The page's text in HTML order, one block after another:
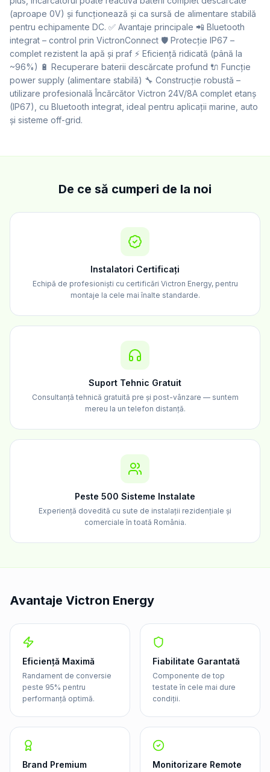
(aproape 0V) și funcționează și ca sursă de alimentare stabilă
pentru echipamente DC. ✅ Avantaje principale 📲 Bluetooth
integrat – control prin VictronConnect 🛡️ Protecție IP67 –
complet rezistent la apă și praf ⚡ Eficiență ridicată (până la
~96%) 🔋 Recuperare baterii descărcate profund 🔌 Funcție
power supply (alimentare stabilă) 🔧 Construcție robustă –
utilizare profesională Încărcător Victron 24V/8A complet etanș
(IP67), cu Bluetooth integrat, ideal pentru aplicații marine, auto
și sisteme off-grid.
De ce să cumperi de la noi
Instalatori Certificați
Echipă de profesioniști cu certificări Victron Energy, pentru
montaje la cele mai înalte standarde.
Suport Tehnic Gratuit
Consultanță tehnică gratuită pre și post-vânzare — suntem
mereu la un telefon distanță.
Peste 500 Sisteme Instalate
Experiență dovedită cu sute de instalații rezidențiale și
comerciale în toată România.
Avantaje Victron Energy
Eficiență Maximă
Randament de conversie
peste 95% pentru
performanță optimă.
Fiabilitate Garantată
Componente de top
testate în cele mai dure
condiții.
Brand Premium Monitorizare Remote